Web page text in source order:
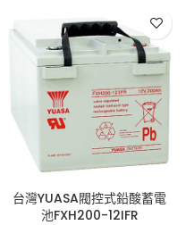
台灣YUASA閥控式鉛酸蓄電
池FXH200-12IFR